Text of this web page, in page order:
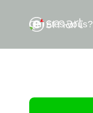
Qui êtes-vous?